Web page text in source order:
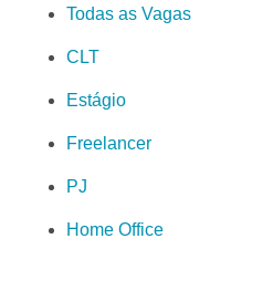
Todas as Vagas
CLT
Estágio
Freelancer
PJ
Home Office